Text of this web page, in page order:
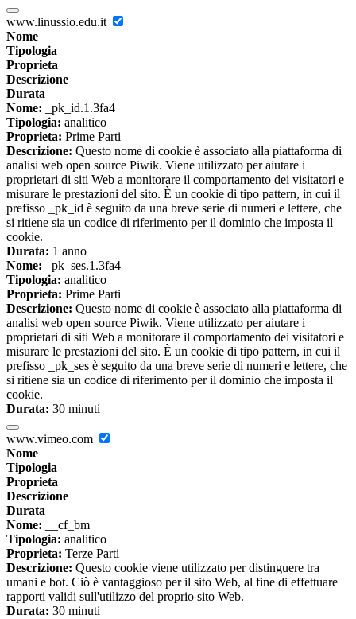
www.linussio.edu.it
Nome
Tipologia
Proprieta
Descrizione
Durata
Nome: _pk_id.1.3fa4
Tipologia: analitico
Proprieta: Prime Parti
Descrizione: Questo nome di cookie è associato alla piattaforma di
analisi web open source Piwik. Viene utilizzato per aiutare i
proprietari di siti Web a monitorare il comportamento dei visitatori e
misurare le prestazioni del sito. È un cookie di tipo pattern, in cui il
prefisso _pk_id è seguito da una breve serie di numeri e lettere, che
si ritiene sia un codice di riferimento per il dominio che imposta il
cookie.
Durata: 1 anno
Nome: _pk_ses.1.3fa4
Tipologia: analitico
Proprieta: Prime Parti
Descrizione: Questo nome di cookie è associato alla piattaforma di
analisi web open source Piwik. Viene utilizzato per aiutare i
proprietari di siti Web a monitorare il comportamento dei visitatori e
misurare le prestazioni del sito. È un cookie di tipo pattern, in cui il
prefisso _pk_ses è seguito da una breve serie di numeri e lettere, che
si ritiene sia un codice di riferimento per il dominio che imposta il
cookie.
Durata: 30 minuti
www.vimeo.com
Nome
Tipologia
Proprieta
Descrizione
Durata
Nome: __cf_bm
Tipologia: analitico
Proprieta: Terze Parti
Descrizione: Questo cookie viene utilizzato per distinguere tra
umani e bot. Ciò è vantaggioso per il sito Web, al fine di effettuare
rapporti validi sull'utilizzo del proprio sito Web.
Durata: 30 minuti